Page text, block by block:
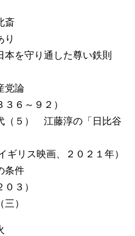
斎
を守り通した尊い鉄則
党論
６～９２）
（５） 江藤淳の「日比谷
リス映画、２０２１年）
条件
３）
）